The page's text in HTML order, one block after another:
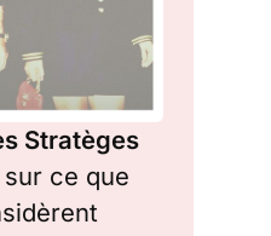
Stratèges
ce que